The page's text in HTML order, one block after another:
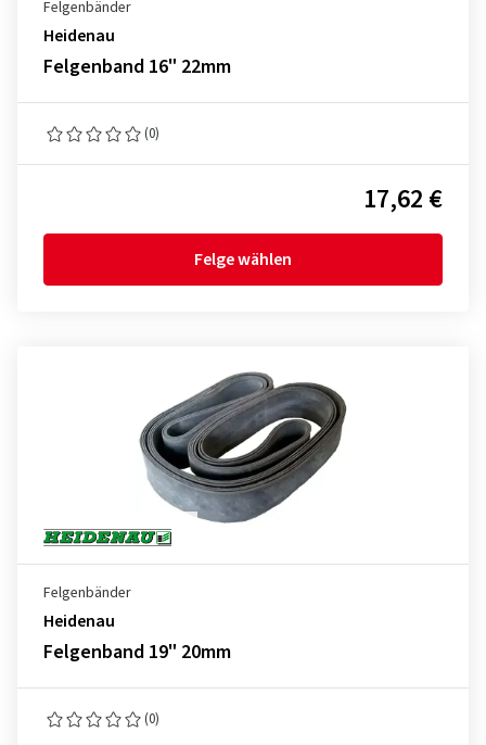
Felgenbänder
Heidenau
Felgenband 16" 22mm
(0)
17,62 €
Felge wählen
Felgenbänder
Heidenau
Felgenband 19" 20mm
(0)